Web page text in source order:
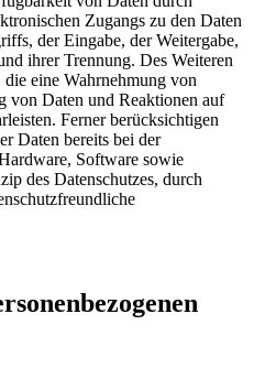
Zugangs zu den Daten
der Eingabe, der Weitergabe,
ihrer Trennung. Des Weiteren
eine Wahrnehmung von
von Daten und Reaktionen auf
Ferner berücksichtigen
Daten bereits bei der
Software sowie
des Datenschutzes, durch